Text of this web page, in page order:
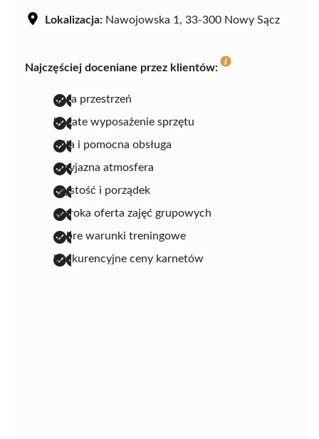
Lokalizacja: Nawojowska 1, 33-300 Nowy Sącz
Najczęściej doceniane przez klientów:
duża przestrzeń
bogate wyposażenie sprzętu
miła i pomocna obsługa
przyjazna atmosfera
czystość i porządek
szeroka oferta zajęć grupowych
dobre warunki treningowe
konkurencyjne ceny karnetów